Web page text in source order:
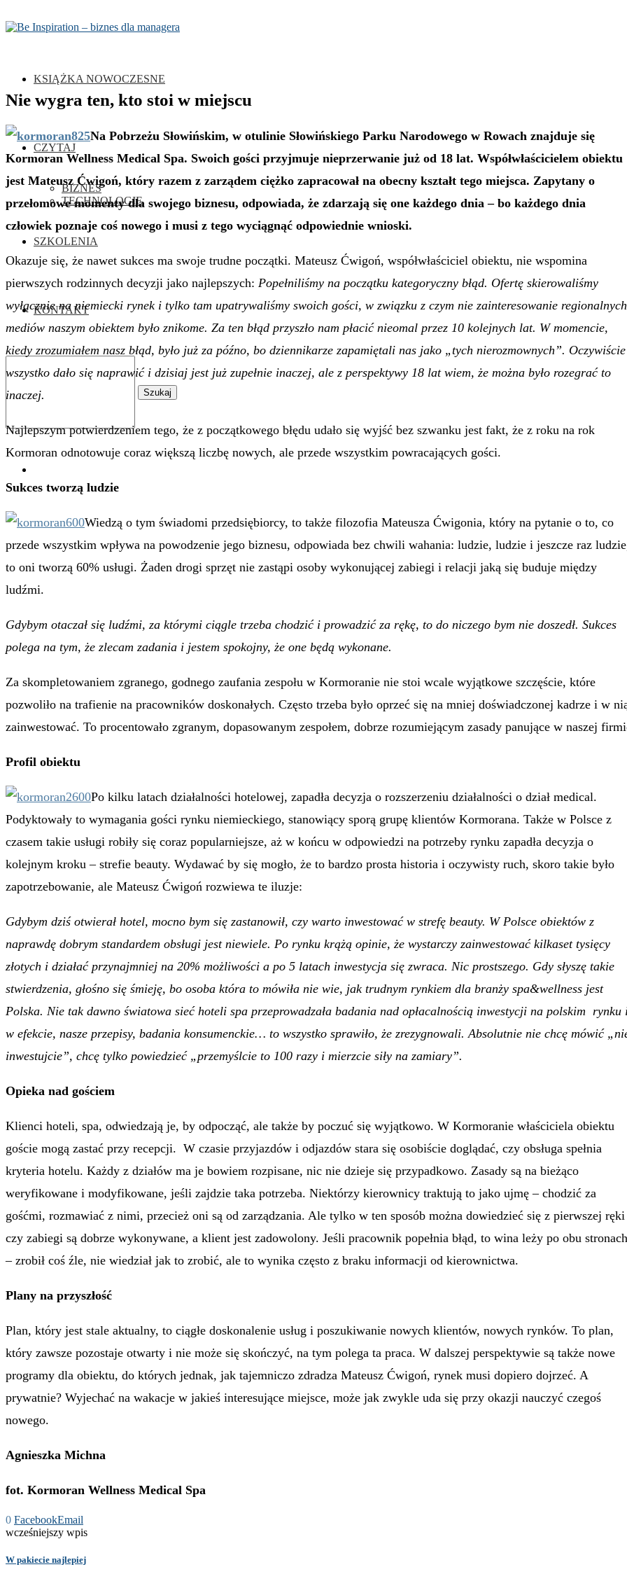
KSIĄŻKA NOWOCZESNE
CZYTAJ
BIZNES
TECHNOLOGIE
SZKOLENIA
KONTAKT
Szukaj
Nie wygra ten, kto stoi w miejscu
Na Pobrzeżu Słowińskim, w otulinie Słowińskiego Parku Narodowego w Rowach znajduje się
Kormoran Wellness Medical Spa. Swoich gości przyjmuje nieprzerwanie już od 18 lat. Współwłaścicielem obiektu
jest Mateusz Ćwigoń, który razem z zarządem ciężko zapracował na obecny kształt tego miejsca. Zapytany o
przełomowe momenty dla swojego biznesu, odpowiada, że zdarzają się one każdego dnia – bo każdego dnia
człowiek poznaje coś nowego i musi z tego wyciągnąć odpowiednie wnioski.
Okazuje się, że nawet sukces ma swoje trudne początki. Mateusz Ćwigoń, współwłaściciel obiektu, nie wspomina
pierwszych rodzinnych decyzji jako najlepszych: Popełniliśmy na początku kategoryczny błąd. Ofertę skierowaliśmy
wyłącznie na niemiecki rynek i tylko tam upatrywaliśmy swoich gości, w związku z czym nie zainteresowanie regionalnych
mediów naszym obiektem było znikome. Za ten błąd przyszło nam płacić nieomal przez 10 kolejnych lat. W momencie,
kiedy zrozumiałem nasz błąd, było już za późno, bo dziennikarze zapamiętali nas jako „tych nierozmownych”. Oczywiście
wszystko dało się naprawić i dzisiaj jest już zupełnie inaczej, ale z perspektywy 18 lat wiem, że można było rozegrać to
inaczej.
Najlepszym potwierdzeniem tego, że z początkowego błędu udało się wyjść bez szwanku jest fakt, że z roku na rok
Kormoran odnotowuje coraz większą liczbę nowych, ale przede wszystkim powracających gości.
Sukces tworzą ludzie
Wiedzą o tym świadomi przedsiębiorcy, to także filozofia Mateusza Ćwigonia, który na pytanie o to, co
przede wszystkim wpływa na powodzenie jego biznesu, odpowiada bez chwili wahania: ludzie, ludzie i jeszcze raz
to oni tworzą 60% usługi. Żaden drogi sprzęt nie zastąpi osoby wykonującej zabiegi i relacji jaką się buduje między
ludźmi.
Gdybym otaczał się ludźmi, za którymi ciągle trzeba chodzić i prowadzić za rękę, to do niczego bym nie doszedł. Sukces
polega na tym, że zlecam zadania i jestem spokojny, że one będą wykonane.
Za skompletowaniem zgranego, godnego zaufania zespołu w Kormoranie nie stoi wcale wyjątkowe szczęście, które
pozwoliło na trafienie na pracowników doskonałych. Często trzeba było oprzeć się na mniej doświadczonej kadrze i w
zainwestować. To procentowało zgranym, dopasowanym zespołem, dobrze rozumiejącym zasady panujące w naszej
Profil obiektu
Po kilku latach działalności hotelowej, zapadła decyzja o rozszerzeniu działalności o dział medical.
Podyktowały to wymagania gości rynku niemieckiego, stanowiący sporą grupę klientów Kormorana. Także w Polsce z
czasem takie usługi robiły się coraz popularniejsze, aż w końcu w odpowiedzi na potrzeby rynku zapadła decyzja o
kolejnym kroku – strefie beauty. Wydawać by się mogło, że to bardzo prosta historia i oczywisty ruch, skoro takie było
zapotrzebowanie, ale Mateusz Ćwigoń rozwiewa te iluzje:
Gdybym dziś otwierał hotel, mocno bym się zastanowił, czy warto inwestować w strefę beauty. W Polsce obiektów z
naprawdę dobrym standardem obsługi jest niewiele. Po rynku krążą opinie, że wystarczy zainwestować kilkaset tysięcy
złotych i działać przynajmniej na 20% możliwości a po 5 latach inwestycja się zwraca. Nic prostszego. Gdy słyszę takie
stwierdzenia, głośno się śmieję, bo osoba która to mówiła nie wie, jak trudnym rynkiem dla branży spa&wellness jest
Polska. Nie tak dawno światowa sieć hoteli spa przeprowadzała badania nad opłacalnością inwestycji na polskim rynku
w efekcie, nasze przepisy, badania konsumenckie… to wszystko sprawiło, że zrezygnowali. Absolutnie nie chcę mówić
inwestujcie”, chcę tylko powiedzieć „przemyślcie to 100 razy i mierzcie siły na zamiary”.
Opieka nad gościem
Klienci hoteli, spa, odwiedzają je, by odpocząć, ale także by poczuć się wyjątkowo. W Kormoranie właściciela obiektu
goście mogą zastać przy recepcji. W czasie przyjazdów i odjazdów stara się osobiście doglądać, czy obsługa spełnia
kryteria hotelu. Każdy z działów ma je bowiem rozpisane, nic nie dzieje się przypadkowo. Zasady są na bieżąco
weryfikowane i modyfikowane, jeśli zajdzie taka potrzeba. Niektórzy kierownicy traktują to jako ujmę – chodzić za
gośćmi, rozmawiać z nimi, przecież oni są od zarządzania. Ale tylko w ten sposób można dowiedzieć się z pierwszej ręki
czy zabiegi są dobrze wykonywane, a klient jest zadowolony. Jeśli pracownik popełnia błąd, to wina leży po obu stronach
– zrobił coś źle, nie wiedział jak to zrobić, ale to wynika często z braku informacji od kierownictwa.
Plany na przyszłość
Plan, który jest stale aktualny, to ciągłe doskonalenie usług i poszukiwanie nowych klientów, nowych rynków. To plan,
który zawsze pozostaje otwarty i nie może się skończyć, na tym polega ta praca. W dalszej perspektywie są także nowe
programy dla obiektu, do których jednak, jak tajemniczo zdradza Mateusz Ćwigoń, rynek musi dopiero dojrzeć. A
prywatnie? Wyjechać na wakacje w jakieś interesujące miejsce, może jak zwykle uda się przy okazji nauczyć czegoś
nowego.
Agnieszka Michna
fot. Kormoran Wellness Medical Spa
0 FacebookEmail
wcześniejszy wpis
W pakiecie najlepiej